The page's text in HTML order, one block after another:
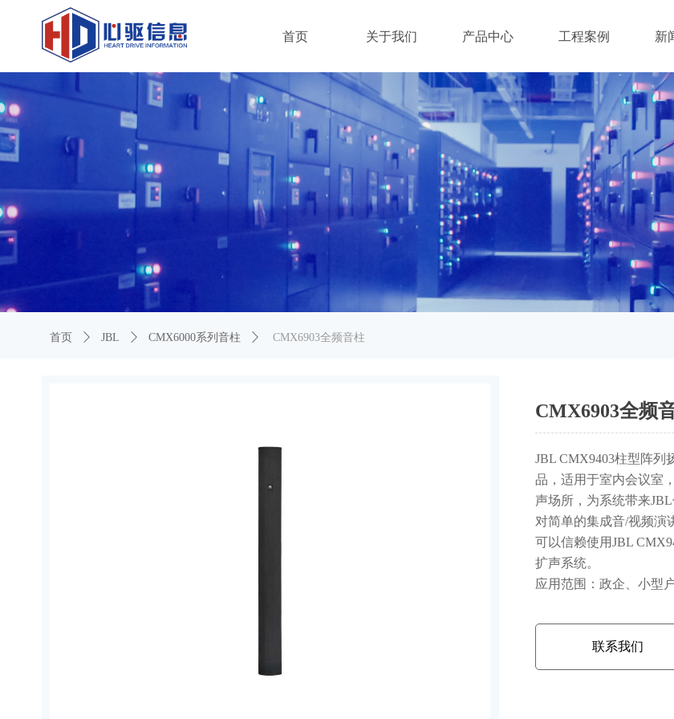
首页 关于我们 产品中心 工程案例 新
首页 ꄲ JBL ꄲ CMX6000系列音柱 ꄲ CMX6903全频音柱
CMX6903全频
JBL CMX9403柱型阵列
品，适用于室内会议室
声场所，为系统带来JBL
对简单的集成音/视频演
可以信赖使用JBL
扩声系统。
应用范围：政企、小型
联系我们